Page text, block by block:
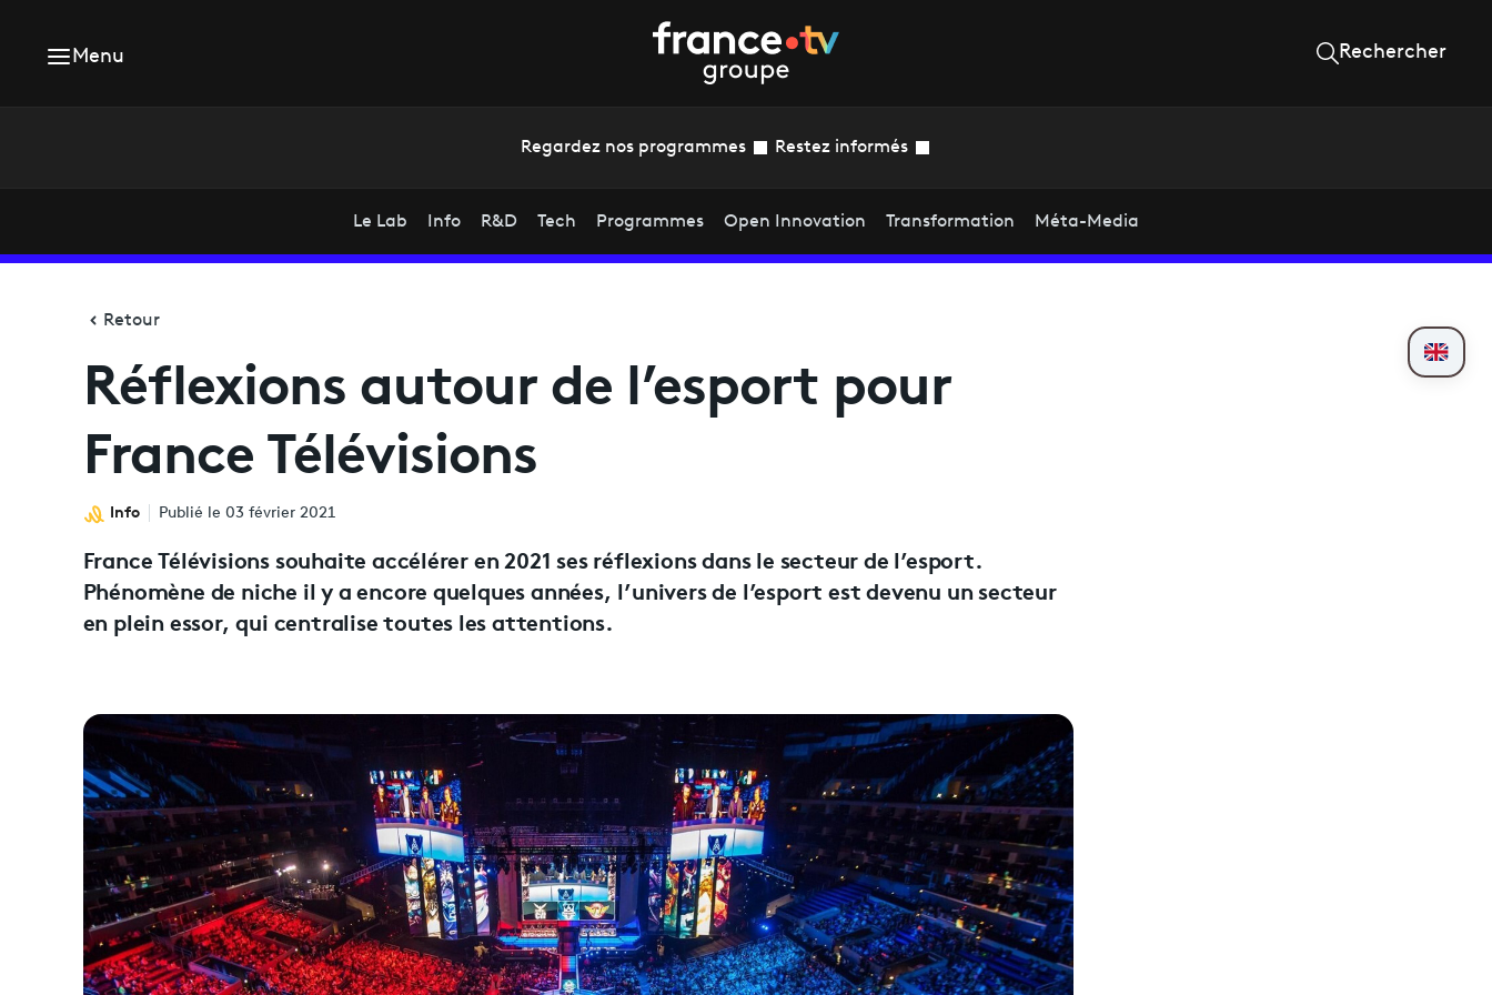
Menu Rechercher
Regardez nos programmes Restez informés
Le Lab Info R&D Tech Programmes Open Innovation Transformation Méta-Media
Retour
Réflexions autour de l’esport pour
France Télévisions
Info Publié le 03 février 2021
France Télévisions souhaite accélérer en 2021 ses réflexions dans le secteur de l’esport.
Phénomène de niche il y a encore quelques années, l’univers de l’esport est devenu un secteur
en plein essor, qui centralise toutes les attentions.